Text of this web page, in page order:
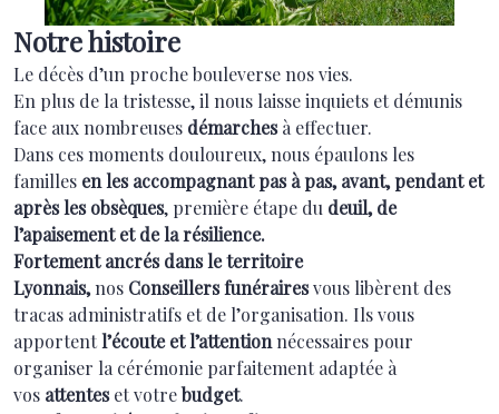
Notre histoire
Le décès d’un proche bouleverse nos vies.
En plus de la tristesse, il nous laisse inquiets et démunis
face aux nombreuses démarchesà effectuer.
Dans ces moments douloureux, nous épaulons les
familles en les accompagnant pas à pas, avant, pendant et
après les obsèques, première étape du deuil, de
l’apaisement et de la résilience.
Fortement ancrés dans le territoire
Lyonnais,nos Conseillers funérairesvous libèrent des
tracas administratifs et de l’organisation. Ils vous
apportentl’écoute et l’attentionnécessaires pour
organiser la cérémonie parfaitement adaptée à
vos attenteset votrebudget.